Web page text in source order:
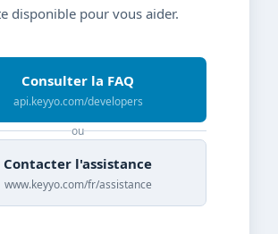
disponible pour vous aider.
Consulter la FAQ
api.keyyo.com/developers
ou
Contacter l'assistance
www.keyyo.com/fr/assistance